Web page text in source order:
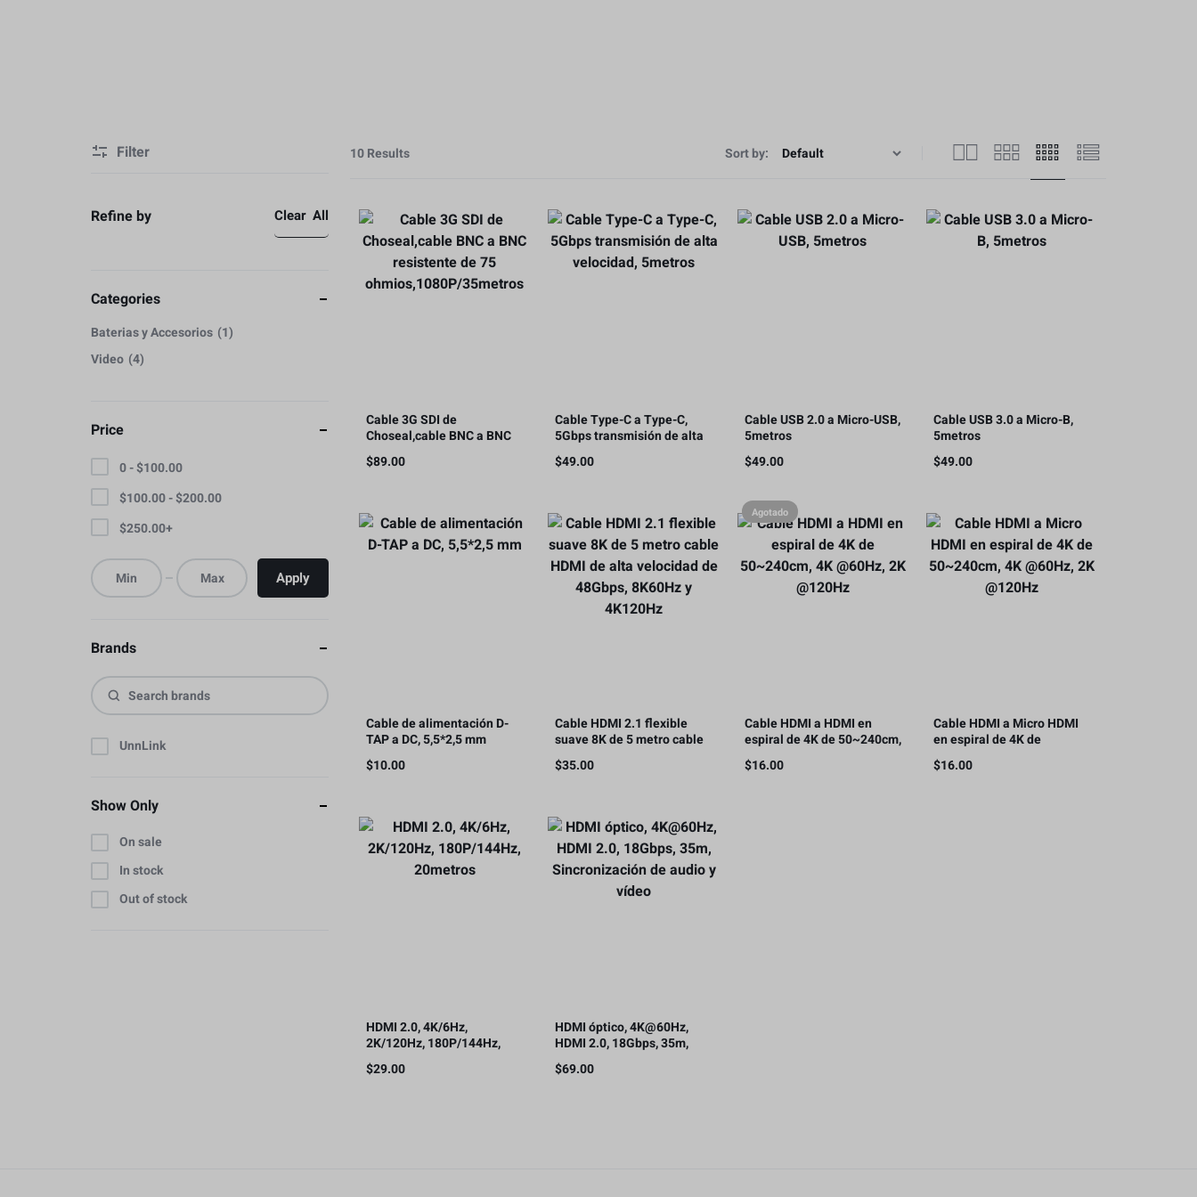
10 Results Sort by:
Cable 3G SDI de
Choseal,cable BNC a BNC
resistente de 75
ohmios,1080P/35metros
$89.00
Cable Type-C a Type-C,
5Gbps transmisión de alta
velocidad, 5metros
$49.00
Cable USB 2.0 a Micro-USB,
5metros
$49.00
Cable USB 3.0 a Micro-B,
5metros
$49.00
Cable de alimentación D-
TAP a DC, 5,5*2,5 mm
$10.00
Cable HDMI 2.1 flexible
suave 8K de 5 metro cable
HDMI de alta velocidad de
48Gbps, 8K60Hz y 4K120Hz
$35.00
Agotado
Cable HDMI a HDMI en
espiral de 4K de 50~240cm,
4K @60Hz, 2K @120Hz
$16.00
Cable HDMI a Micro HDMI
en espiral de 4K de
50~240cm, 4K @60Hz, 2K
@120Hz
$16.00
HDMI 2.0, 4K/6Hz,
2K/120Hz, 180P/144Hz,
20metros
$29.00
HDMI óptico, 4K@60Hz,
HDMI 2.0, 18Gbps, 35m,
Sincronización de audio y
vídeo
$69.00
Filter
Refine by Clear All
Categories
Baterias y Accesorios 1
Video 4
Price
0 -$100.00
$100.00-$200.00
$250.00+
Apply
Brands
UnnLink
Show Only
On sale
In stock
Out of stock